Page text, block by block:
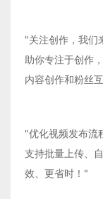
"关注创作，我们
助你专注于创作
内容创作和粉丝
"优化视频发布流
支持批量上传、
效、更省时！"